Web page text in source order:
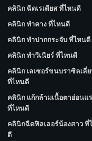
คลินิก ฉีดเรเดียส ที่ไหนดี
คลินิก ทำคาง ที่ไหนดี
คลินิก ทำปากกระจับ ที่ไหนดี
คลินิก ทำวีเนียร์ ที่ไหนดี
คลินิก เลเซอร์ขนบราซิลเลี่
ที่ไหนดี
คลินิก แก้กล้ามเนื้อตาอ่อนแ
ที่ไหนดี
คลินิกฉีดฟิลเลอร์น้องสาว ที่
ดี